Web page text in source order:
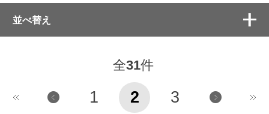
並べ替え
全31件
1 2 3